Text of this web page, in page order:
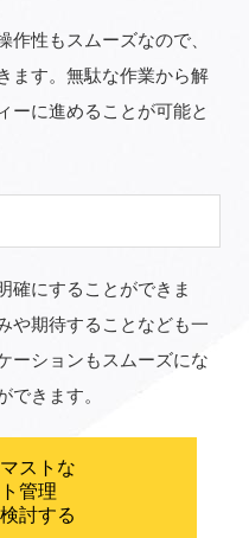
性もスムーズなので、
ます。無駄な作業から解
ーに進めることが可能と
確にすることができま
や期待することなども一
ーションもスムーズにな
できます。
ストな
管理
討する